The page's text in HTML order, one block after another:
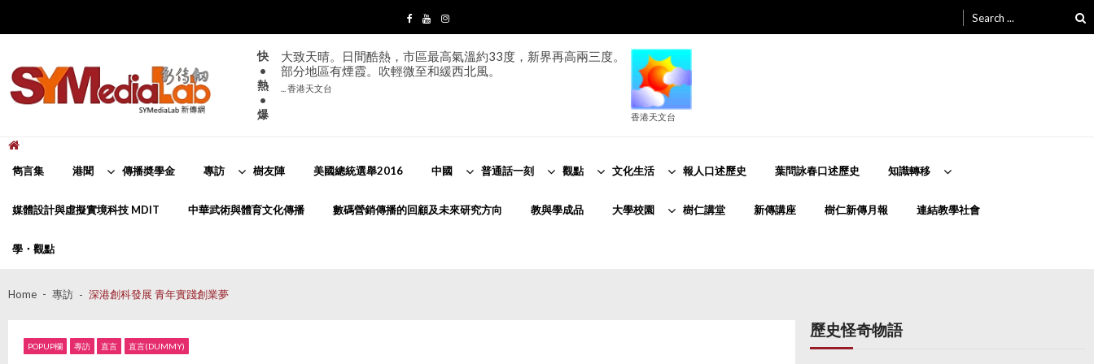
navigation
content
for:
快
•
熱
•
爆
大致天晴。日間酷熱，市區最高氣溫約33度，新界再高兩三度。
部分地區有煙霞。吹輕微至和緩西北風。
... 香港天文台
香港天文台
雋言集 港聞 傳播奬學金 專訪 樹友陣 美國總統選舉2016 中國 普通話一刻 觀點 文化生活 報人口述歷史 葉問詠春口述歷史 知識轉移
媒體設計與虛擬實境科技 MDIT 中華武術與體育文化傳播 數碼營銷傳播的回顧及未來研究方向 教與學成品 大學校園 樹仁講堂 新傳講座 樹仁新傳月報 連結教學社會
學・觀點
Home 專訪 深港創科發展 青年實踐創業夢
POPUP欄 專訪 直言 直言(DUMMY)
歷史怪奇物語